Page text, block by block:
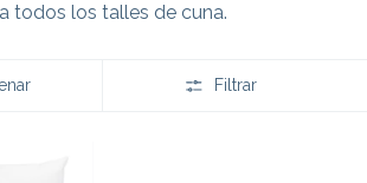
todos los talles de cuna.
Filtrar